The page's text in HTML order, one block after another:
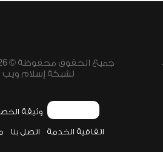
لشبكة إسلام ويب
وثيقة
اتفاقية الخدمة اتصل بنا